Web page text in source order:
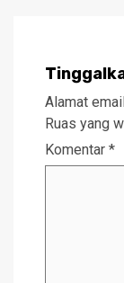
Alamat
Ruas yang
Komentar *